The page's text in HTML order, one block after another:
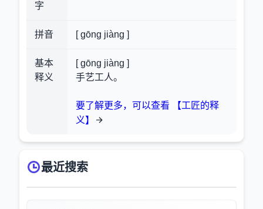
字
拼音 [ gōng jiàng ]
基本
释义
[ gōng jiàng ]
手艺工人。
要了解更多，可以查看 【工匠的释
义】
最近搜索